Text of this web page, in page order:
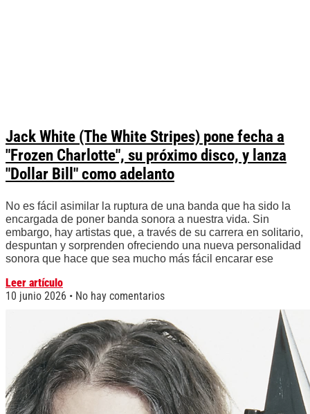
Jack White (The White Stripes) pone fecha a
"Frozen Charlotte", su próximo disco, y lanza
"Dollar Bill" como adelanto
No es fácil asimilar la ruptura de una banda que ha sido la
encargada de poner banda sonora a nuestra vida. Sin
embargo, hay artistas que, a través de su carrera en solitario,
despuntan y sorprenden ofreciendo una nueva personalidad
sonora que hace que sea mucho más fácil encarar ese
Leer artículo
10 junio 2026
No hay comentarios